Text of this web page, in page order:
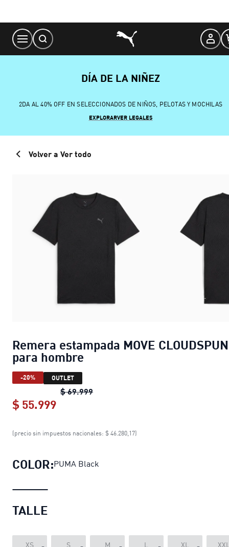
Content
DÍA DE LA NIÑEZ
2DA AL 40% OFF EN SELECCIONADOS DE NIÑOS, PELOTAS Y MOCHILAS
EXPLORARVER LEGALES
Volver a Ver todo
Remera estampada MOVE CLOUDSPUN
para hombre
-20% OUTLET
$ 69.999Remera estampada MOVE
$ 55.999
Remera estampada MOVE
(precio sin impuestos nacionales: $ 46.280,17)
COLOR:PUMA Black
TALLE
XS S M L XL